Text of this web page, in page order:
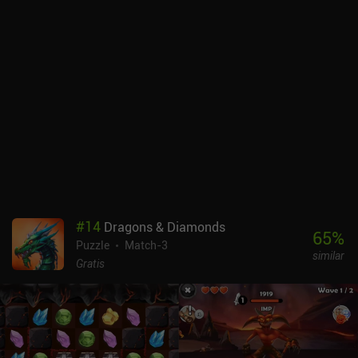
bien hecho. Los primeros 100 niveles están bien, pero una vez que
llegas a los 200-300, la experiencia free-to-play se vuelve
frustrante, y yo sugeriría dejarlo en ese punto. Esto también hace
que sea muy difícil puntuar correctamente el juego.
#14 Dragons & Diamonds
Puzzle
Match-3
Gratis
65%
similar